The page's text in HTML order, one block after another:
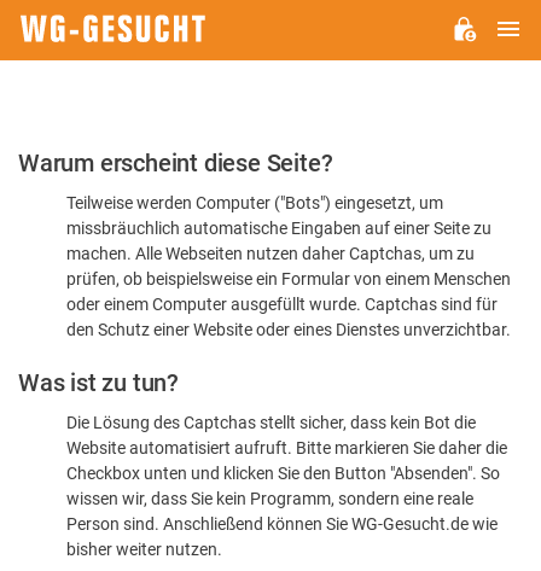
Bitte
dass
sind
Warum erscheint diese Seite?
Teilweise werden Computer ("Bots") eingesetzt, um
missbräuchlich automatische Eingaben auf einer Seite zu
machen. Alle Webseiten nutzen daher Captchas, um zu
prüfen, ob beispielsweise ein Formular von einem Menschen
oder einem Computer ausgefüllt wurde. Captchas sind für
den Schutz einer Website oder eines Dienstes unverzichtbar.
Was ist zu tun?
Die Lösung des Captchas stellt sicher, dass kein Bot die
Website automatisiert aufruft. Bitte markieren Sie daher die
Checkbox unten und klicken Sie den Button "Absenden". So
wissen wir, dass Sie kein Programm, sondern eine reale
Person sind. Anschließend können Sie WG-Gesucht.de wie
bisher weiter nutzen.